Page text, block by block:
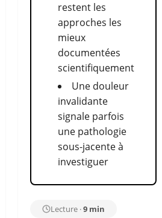
restent les
approches les
mieux
documentées
scientifiquement
Une douleur
invalidante
signale parfois
une pathologie
sous-jacente à
investiguer
Lecture ·9 min